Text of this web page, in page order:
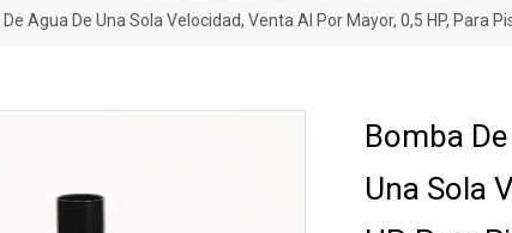
Agua De Una Sola Velocidad, Venta Al Por Mayor, 0,5 HP, Para
Bomba
Una Sola